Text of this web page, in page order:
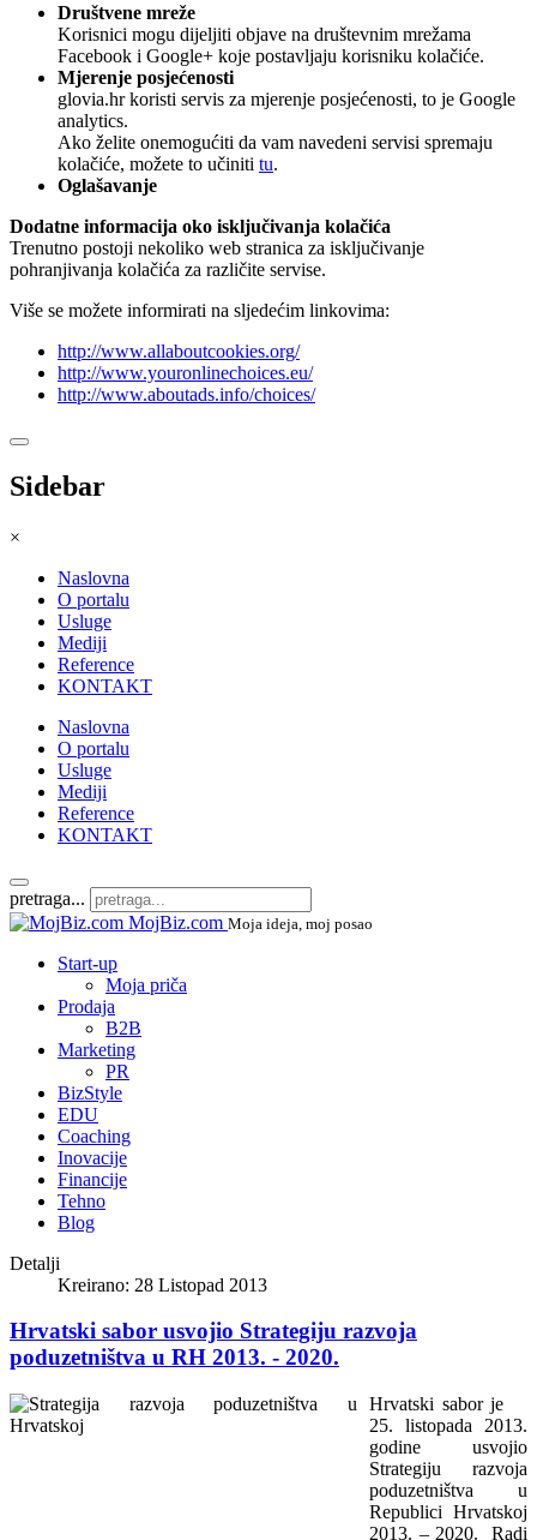
Društvene mreže
Korisnici mogu dijeljiti objave na društevnim mrežama
Facebook i Google+ koje postavljaju korisniku kolačiće.
Mjerenje posjećenosti
glovia.hr koristi servis za mjerenje posjećenosti, to je Google
analytics.
Ako želite onemogućiti da vam navedeni servisi spremaju
kolačiće, možete to učiniti tu.
Oglašavanje
Dodatne informacija oko isključivanja kolačića
Trenutno postoji nekoliko web stranica za isključivanje
pohranjivanja kolačića za različite servise.
Više se možete informirati na sljedećim linkovima:
http://www.allaboutcookies.org/
http://www.youronlinechoices.eu/
http://www.aboutads.info/choices/
Sidebar
×
Naslovna
O portalu
Usluge
Mediji
Reference
KONTAKT
Naslovna
O portalu
Usluge
Mediji
Reference
KONTAKT
pretraga...
MojBiz.com Moja ideja, moj posao
Start-up
Moja priča
Prodaja
B2B
Marketing
PR
BizStyle
EDU
Coaching
Inovacije
Financije
Tehno
Blog
Detalji
Kreirano: 28 Listopad 2013
Hrvatski sabor usvojio Strategiju razvoja
poduzetništva u RH 2013. - 2020.
Hrvatski sabor je
25. listopada 2013.
godine usvojio
Strategiju razvoja
poduzetništva u
Republici Hrvatskoj
2013. – 2020. Radi